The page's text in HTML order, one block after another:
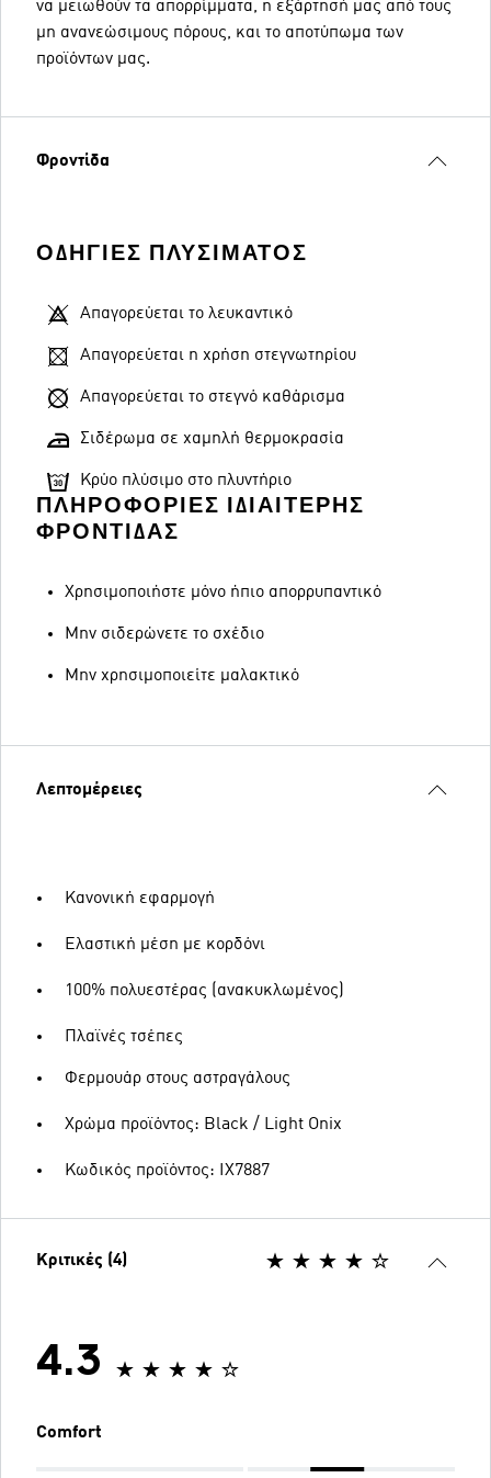
να μειωθούν τα απορρίμματα, η εξάρτησή μας από τους
μη ανανεώσιμους πόρους, και το αποτύπωμα των
προϊόντων μας.
Φροντίδα
ΟΔΗΓΊΕΣ ΠΛΥΣΊΜΑΤΟΣ
Απαγορεύεται το λευκαντικό
Απαγορεύεται η χρήση στεγνωτηρίου
Απαγορεύεται το στεγνό καθάρισμα
Σιδέρωμα σε χαμηλή θερμοκρασία
Κρύο πλύσιμο στο πλυντήριο
ΠΛΗΡΟΦΟΡΊΕΣ ΙΔΙΑΊΤΕΡΗΣ
ΦΡΟΝΤΊΔΑΣ
Χρησιμοποιήστε μόνο ήπιο απορρυπαντικό
Μην σιδερώνετε το σχέδιο
Μην χρησιμοποιείτε μαλακτικό
Λεπτομέρειες
Κανονική εφαρμογή
Ελαστική μέση με κορδόνι
100% πολυεστέρας (ανακυκλωμένος)
Πλαϊνές τσέπες
Φερμουάρ στους αστραγάλους
Χρώμα προϊόντος: Black / Light Onix
Κωδικός προϊόντος: IX7887
Κριτικές (4)
4.3
Comfort